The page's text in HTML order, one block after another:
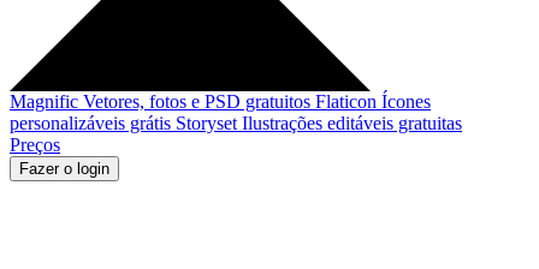
Magnific Vetores, fotos e PSD gratuitos Flaticon Ícones
personalizáveis grátis Storyset Ilustrações editáveis gratuitas
Preços
Fazer o login